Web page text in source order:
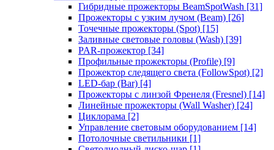
Гибридные прожекторы BeamSpotWash [31]
Прожекторы с узким лучом (Beam) [26]
Точечные прожекторы (Spot) [15]
Заливные световые головы (Wash) [39]
PAR-прожектор [34]
Профильные прожекторы (Profile) [9]
Прожектор следящего света (FollowSpot) [2]
LED-бар (Bar) [4]
Прожекторы с линзой Френеля (Fresnel) [14]
Линейные прожекторы (Wall Washer) [24]
Циклорама [2]
Управление световым оборудованием [14]
Потолочные светильники [1]